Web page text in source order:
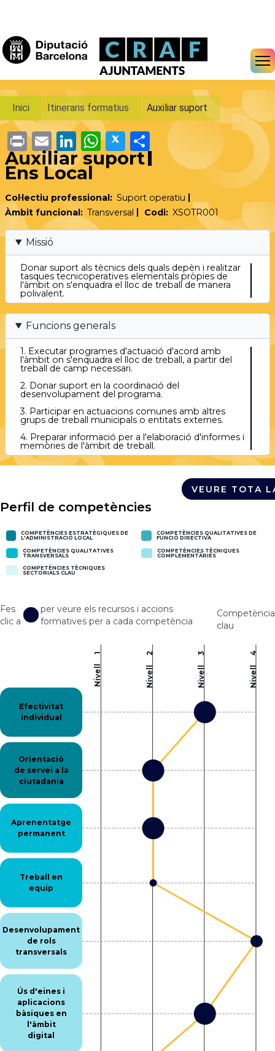
Vés al contingut
Fil d'ariadna
Inici Itineraris formatius Auxiliar suport
PrintEmailLinkedIn
WhatsApp
Twitter
Share
Auxiliar suport
Ens Local
Col·lectiu professional
Suport operatiu
Àmbit funcional
Transversal Codi XSOTR001
Missió
Donar suport als tècnics dels quals depèn i realitzar
tasques tecnicoperatives elementals pròpies de
l'àmbit on s'enquadra el lloc de treball de manera
polivalent.
Funcions generals
1. Executar programes d'actuació d'acord amb
l'àmbit on s'enquadra el lloc de treball, a partir del
treball de camp necessari.
2. Donar suport en la coordinació del
desenvolupament del programa.
3. Participar en actuacions comunes amb altres
grups de treball municipals o entitats externes.
4. Preparar informació per a l'elaboració d'informes i
memòries de l'àmbit de treball.
VEURE TOTA
Perfil de competències
COMPETÈNCIES ESTRATÈGIQUES DE
L'ADMINISTRACIÓ LOCAL
COMPETÈNCIES QUALITATIVES DE
FUNCIÓ DIRECTIVA
COMPETÈNCIES QUALITATIVES
TRANSVERSALS
COMPETÈNCIES TÈCNIQUES
COMPLEMENTÀRIES
COMPETÈNCIES TÈCNIQUES
SECTORIALS CLAU
Fes
clic a
per veure els recursos i accions
formatives per a cada competència
Competència
clau
Efectivitat
individual
Orientació
de servei a la
ciutadania
Aprenentatge
permanent
Treball en
equip
Desenvolupament
de rols
transversals
Ús d'eines i
aplicacions
bàsiques en
l'àmbit
digital
Nivell
1
Nivell
2
Nivell
3
Nivell
4